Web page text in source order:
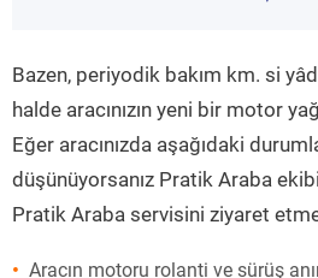
Bazen, periyodik bakım km. si
halde aracınızın yeni bir motor
Eğer aracınızda aşağıdaki
düşünüyorsanız Pratik Araba
Pratik Araba servisini ziyaret
Aracın motoru rolanti ve sürüş